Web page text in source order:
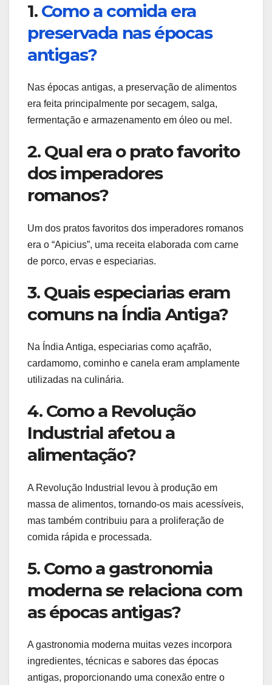
1. Como a comida era
preservada nas épocas
antigas?
Nas épocas antigas, a preservação de alimentos
era feita principalmente por secagem, salga,
fermentação e armazenamento em óleo ou mel.
2. Qual era o prato favorito
dos imperadores
romanos?
Um dos pratos favoritos dos imperadores romanos
era o “Apicius”, uma receita elaborada com carne
de porco, ervas e especiarias.
3. Quais especiarias eram
comuns na Índia Antiga?
Na Índia Antiga, especiarias como açafrão,
cardamomo, cominho e canela eram amplamente
utilizadas na culinária.
4. Como a Revolução
Industrial afetou a
alimentação?
A Revolução Industrial levou à produção em
massa de alimentos, tornando-os mais acessíveis,
mas também contribuiu para a proliferação de
comida rápida e processada.
5. Como a gastronomia
moderna se relaciona com
as épocas antigas?
A gastronomia moderna muitas vezes incorpora
ingredientes, técnicas e sabores das épocas
antigas, proporcionando uma conexão entre o